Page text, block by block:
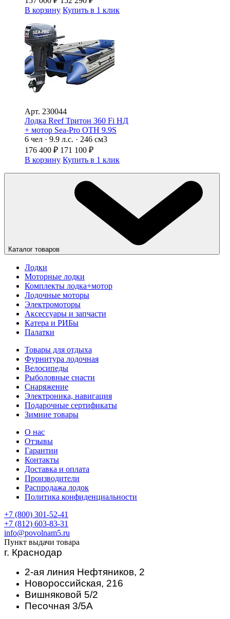
В корзину Купить в 1 клик
Арт. 230044
Лодка Reef Тритон 360 Fi НД
+ мотор Sea-Pro ОТН 9.9S
6 чел · 9.9 л.с. · 246 см3
176 400 ₽ 171 100 ₽
В корзину Купить в 1 клик
Каталог товаров
Лодки
Моторные лодки
Комплекты лодка+мотор
Лодочные моторы
Электромоторы
Аксессуары и запчасти
Катера и РИБы
Палатки
Товары для отдыха
Фурнитура лодочная
Велосипеды
Рыболовные снасти
Снаряжение
Электроника, навигация
Подарочные сертификаты
Зимние товары
О нас
Отзывы
Гарантии
Контакты
Доставка и оплата
Производители
Распродажа лодок
Политика конфиденциальности
+7 (800) 301-52-41
+7 (812) 603-83-31
info@povolnam5.ru
Пункт выдачи товара
г. Краснодар
2-ая линия Нефтяников, 2
Новороссийская, 216
Вишняковой 5/2
Песочная 3/5А